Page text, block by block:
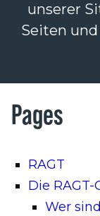
unserer
Seiten
Pages
RAGT
Die RAGT-
Wer